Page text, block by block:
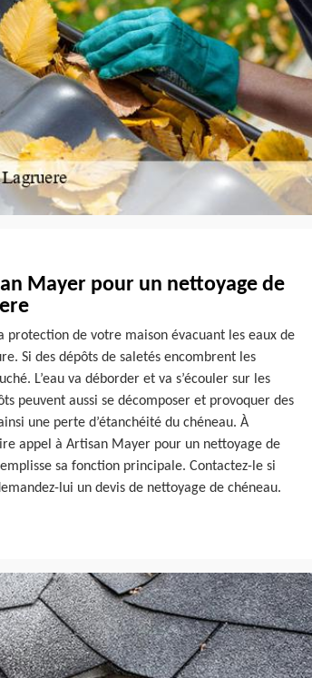
Mayer pour un nettoyage de
protection de votre maison évacuant les eaux de
Si des dépôts de saletés encombrent les
L’eau va déborder et va s’écouler sur les
peuvent aussi se décomposer et provoquer des
une perte d’étanchéité du chéneau. À
appel à Artisan Mayer pour un nettoyage de
sa fonction principale. Contactez-le si
lui un devis de nettoyage de chéneau.